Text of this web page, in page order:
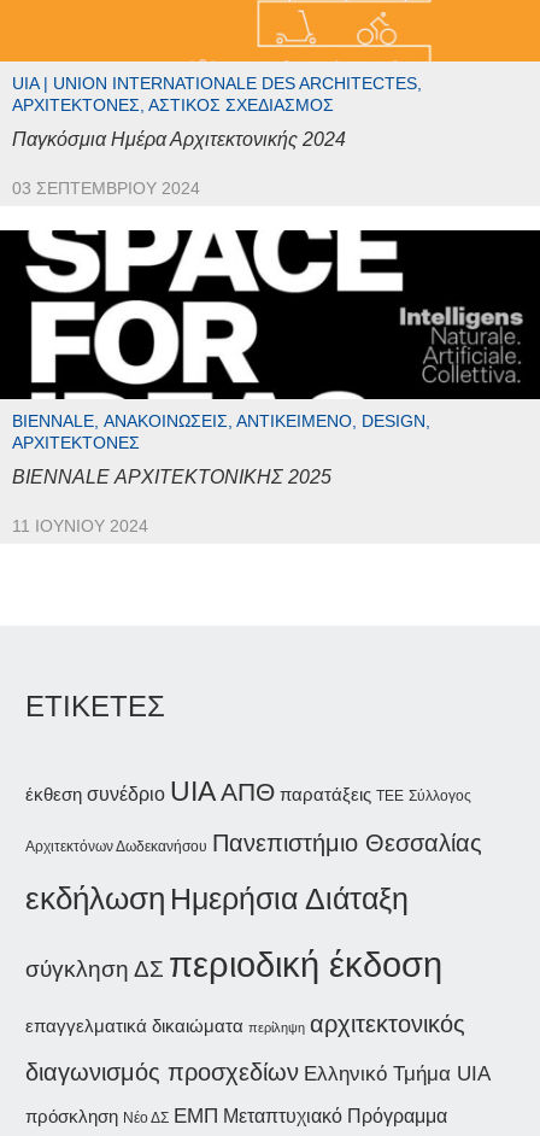
UIA | UNION INTERNATIONALE DES ARCHITECTES,
ΑΡΧΙΤΈΚΤΟΝΕΣ, ΑΣΤΙΚΌΣ ΣΧΕΔΙΑΣΜΌΣ
Παγκόσμια Ημέρα Αρχιτεκτονικής 2024
03 ΣΕΠΤΕΜΒΡΊΟΥ 2024
BIENNALE, ΑΝΑΚΟΙΝΏΣΕΙΣ, ΑΝΤΙΚΕΊΜΕΝΟ, DESIGN,
ΑΡΧΙΤΈΚΤΟΝΕΣ
BIENNALE ΑΡΧΙΤΕΚΤΟΝΙΚΗΣ 2025
11 ΙΟΥΝΊΟΥ 2024
ΕΤΙΚΕΤΕΣ
έκθεση συνέδριο UIAΑΠΘ παρατάξεις ΤΕΕ Σύλλογος
Αρχιτεκτόνων Δωδεκανήσου Πανεπιστήμιο Θεσσαλίας
εκδήλωση Ημερήσια Διάταξη
σύγκληση ΔΣ περιοδική έκδοση
επαγγελματικά δικαιώματα περίληψη αρχιτεκτονικός
διαγωνισμός προσχεδίων Ελληνικό Τμήμα UIA
πρόσκληση Νέο ΔΣ ΕΜΠ Μεταπτυχιακό Πρόγραμμα